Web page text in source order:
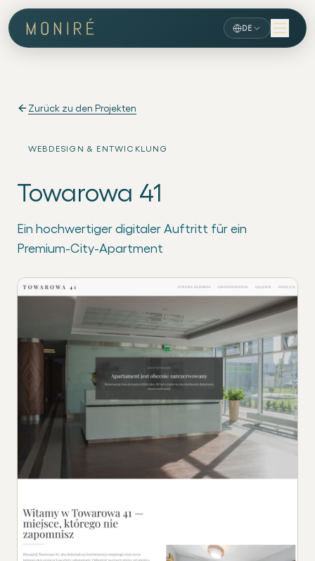
DE
Zurück zu den Projekten
WEBDESIGN & ENTWICKLUNG
Towarowa 41
Ein hochwertiger digitaler Auftritt für ein
Premium-City-Apartment